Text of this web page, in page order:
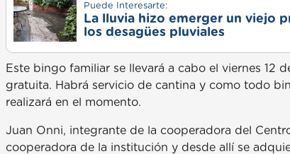
Puede Interesarte:
La lluvia hizo emerger un viejo
los desagües pluviales
Este bingo familiar se llevará a cabo el viernes 12
gratuita. Habrá servicio de cantina y como todo
realizará en el momento.
Juan Onni, integrante de la cooperadora del
cooperadora de la institución y desde allí se